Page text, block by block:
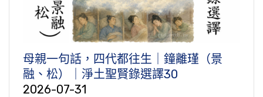
母親一句話，四代都往生｜鐘離瑾（景
融、松）｜淨土聖賢錄選譯30
2026-07-31